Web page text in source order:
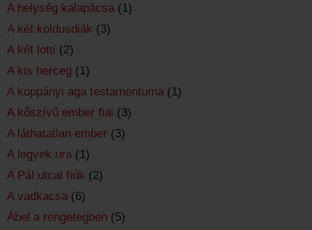
A helység kalapácsa (1)
A két koldusdiák (3)
A két lotti (2)
A kis herceg (1)
A koppányi aga testamentuma (1)
A kőszívű ember fiai (3)
A láthatatlan ember (3)
A legyek ura (1)
A Pál utcai fiúk (2)
A vadkacsa (6)
Ábel a rengetegben (5)